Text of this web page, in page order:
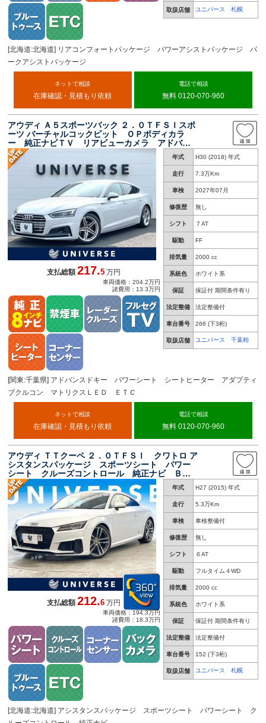
取扱店舗 ユニバース 札幌
[北海道:北海道] リアコンフォートパッケージ パワーアシストパッケージ パ
ークアシストパッケージ
ネットで相談
在庫確認・見積もり依頼
電話で相談
無料 0120-070-960
アウディ Ａ５スポーツバック ２．０ＴＦＳＩスポ
ーツ バーチャルコックピット ＯＰボディカラ
ー 純正ナビＴＶ リアビューカメラ アドバン
スドキー パワーシート シートヒーター アダ
プティブクルコン マトリクスＬＥＤ ハイビー
ムアシスト ＥＴＣ 禁煙車
年式 H30 (2018) 年式
走行 7.3万Km
車検 2027年07月
修復歴 無し
シフト ７AT
駆動 FF
排気量 2000 cc
系統色 ホワイト系
保証 保証付 期間条件有り
法定整備 法定整備付
車台番号 266 (下3桁)
取扱店舗 ユニバース 千葉柏
支払総額217.5 万円
車両価格：204.2万円
諸費用：13.3万円
[関東:千葉県] アドバンスドキー パワーシート シートヒーター アダプティ
ブクルコン マトリクスＬＥＤ ＥＴＣ
ネットで相談
在庫確認・見積もり依頼
電話で相談
無料 0120-070-960
アウディ ＴＴクーペ ２．０ＴＦＳＩ クワトロ ア
シスタンスパッケージ スポーツシート パワー
シート クルーズコントロール 純正ナビ Ｂｌ
ｕｅｔｏｏｔｈ バックカメラ ＬＥＤヘッドラ
イト ＥＴＣ バーチャルコックピット パーキ
ングシステム
年式 H27 (2015) 年式
走行 5.3万Km
車検 車検整備付
修復歴 無し
シフト ６AT
駆動 フルタイム４WD
排気量 2000 cc
系統色 ホワイト系
保証 保証付 期間条件有り
法定整備 法定整備付
車台番号 152 (下3桁)
取扱店舗 ユニバース 札幌
支払総額212.6 万円
車両価格：194.3万円
諸費用：18.3万円
[北海道:北海道] アシスタンスパッケージ スポーツシート パワーシート ク